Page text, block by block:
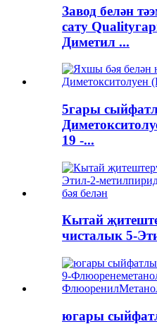
Завод белән
сату
Диметил ...
5гары
19 -...
Кытай
чисталык 5-
югары